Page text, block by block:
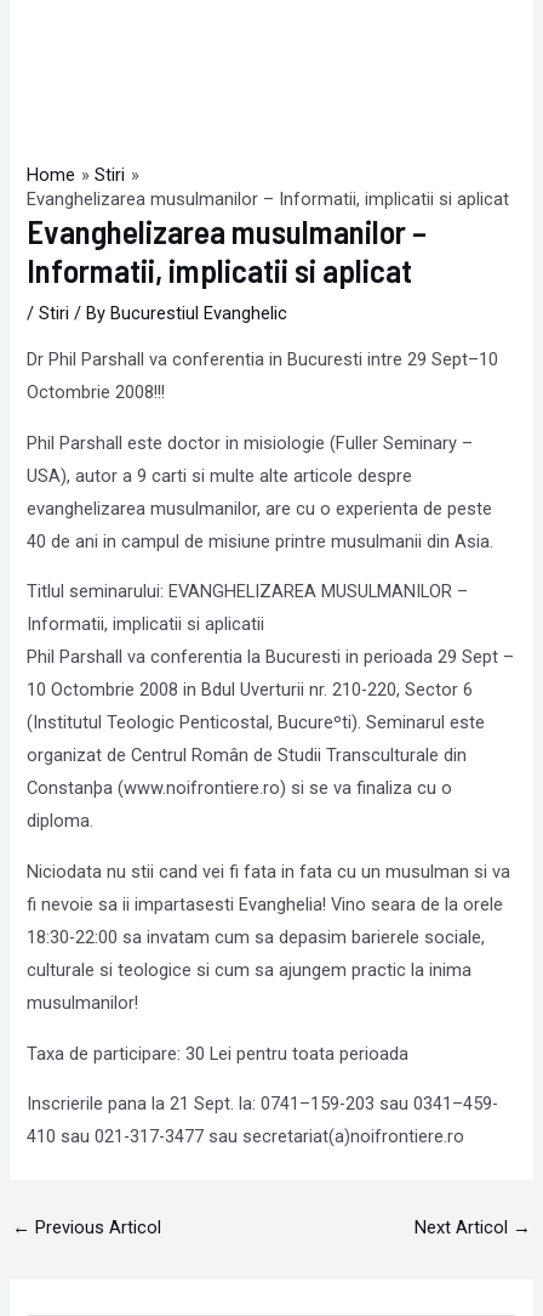
Home
Stiri
Evanghelizarea musulmanilor – Informatii, implicatii si aplicat
Evanghelizarea musulmanilor –
Informatii, implicatii si aplicat
/Stiri / ByBucurestiul Evanghelic
Dr Phil Parshall va conferentia in Bucuresti intre 29 Sept–10
Octombrie 2008!!!
Phil Parshall este doctor in misiologie (Fuller Seminary –
USA), autor a 9 carti si multe alte articole despre
evanghelizarea musulmanilor, are cu o experienta de peste
40 de ani in campul de misiune printre musulmanii din Asia.
Titlul seminarului: EVANGHELIZAREA MUSULMANILOR –
Informatii, implicatii si aplicatii
Phil Parshall va conferentia la Bucuresti in perioada 29 Sept –
10 Octombrie 2008 in Bdul Uverturii nr. 210-220, Sector 6
(Institutul Teologic Penticostal, Bucureºti). Seminarul este
organizat de Centrul Român de Studii Transculturale din
Constanþa (www.noifrontiere.ro) si se va finaliza cu o
diploma.
Niciodata nu stii cand vei fi fata in fata cu un musulman si va
fi nevoie sa ii impartasesti Evanghelia! Vino seara de la orele
18:30-22:00 sa invatam cum sa depasim barierele sociale,
culturale si teologice si cum sa ajungem practic la inima
musulmanilor!
Taxa de participare: 30 Lei pentru toata perioada
Inscrierile pana la 21 Sept. la: 0741–159-203 sau 0341–459-
410 sau 021-317-3477 sau secretariat(a)noifrontiere.ro
← Previous Articol Next Articol →